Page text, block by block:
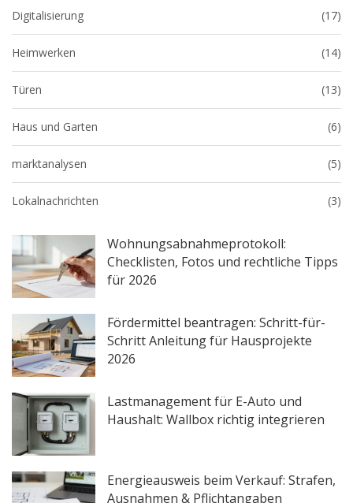
Digitalisierung (17)
Heimwerken (14)
Türen (13)
Haus und Garten (6)
marktanalysen (5)
Lokalnachrichten (3)
Wohnungsabnahmeprotokoll:
Checklisten, Fotos und rechtliche Tipps
für 2026
Fördermittel beantragen: Schritt-für-
Schritt Anleitung für Hausprojekte
2026
Lastmanagement für E-Auto und
Haushalt: Wallbox richtig integrieren
Energieausweis beim Verkauf: Strafen,
Ausnahmen & Pflichtangaben